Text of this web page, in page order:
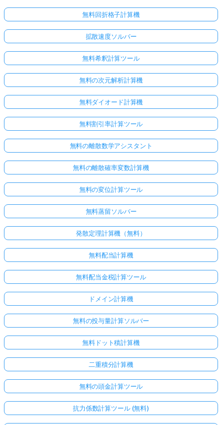
無料回折格子計算機
拡散速度ソルバー
無料希釈計算ツール
無料の次元解析計算機
無料ダイオード計算機
無料割引率計算ツール
無料の離散数学アシスタント
無料の離散確率変数計算機
無料の変位計算ツール
無料蒸留ソルバー
発散定理計算機（無料）
無料配当計算機
無料配当金税計算ツール
ドメイン計算機
無料の投与量計算ソルバー
無料ドット積計算機
二重積分計算機
無料の頭金計算ツール
抗力係数計算ツール (無料)